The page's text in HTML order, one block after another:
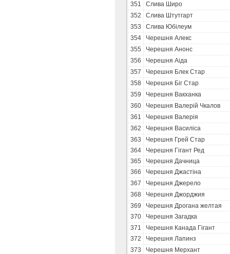
351
Слива Широ
352
Слива Штутгарт
353
Слива Юбілеум
354
Черешня Алекс
355
Черешня Анонс
356
Черешня Аіда
357
Черешня Блек Стар
358
Черешня Біг Стар
359
Черешня Вакханка
360
Черешня Валерій Чкалов
361
Черешня Валерія
362
Черешня Василіса
363
Черешня Грей Стар
364
Черешня Гігант Ред
365
Черешня Дачница
366
Черешня Джастіна
367
Черешня Джерело
368
Черешня Джорджия
369
Черешня Дрогана желтая
370
Черешня Загадка
371
Черешня Канада Гігант
372
Черешня Лапинз
373
Черешня Мерхант